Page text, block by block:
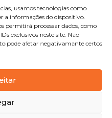
usamos tecnologias como
a informações do dispositivo.
permitirá processar dados, como
exclusivos neste site. Não
pode afetar negativamante certos
Clara
. Todos os direitos
|Termos e condições
Agency